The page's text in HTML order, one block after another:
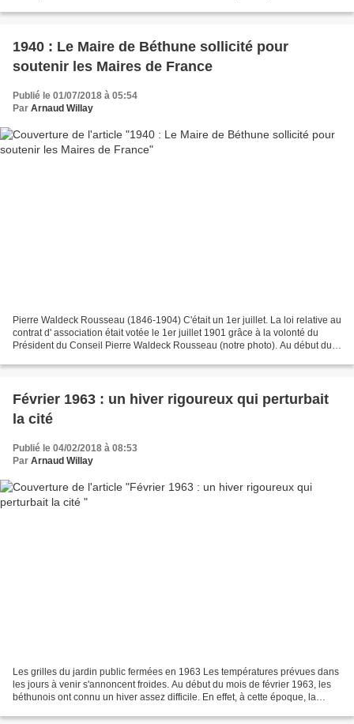
1940 : Le Maire de Béthune sollicité pour
soutenir les Maires de France
Publié le 01/07/2018 à 05:54
Par Arnaud Willay
Pierre Waldeck Rousseau (1846-1904) C'était un 1er juillet. La loi relative au
contrat d' association était votée le 1er juillet 1901 grâce à la volonté du
Président du Conseil Pierre Waldeck Rousseau (notre photo). Au début du
Février 1963 : un hiver rigoureux qui perturbait
la cité
Publié le 04/02/2018 à 08:53
Par Arnaud Willay
Les grilles du jardin public fermées en 1963 Les températures prévues dans
les jours à venir s'annoncent froides. Au début du mois de février 1963, les
béthunois ont connu un hiver assez difficile. En effet, à cette époque, la